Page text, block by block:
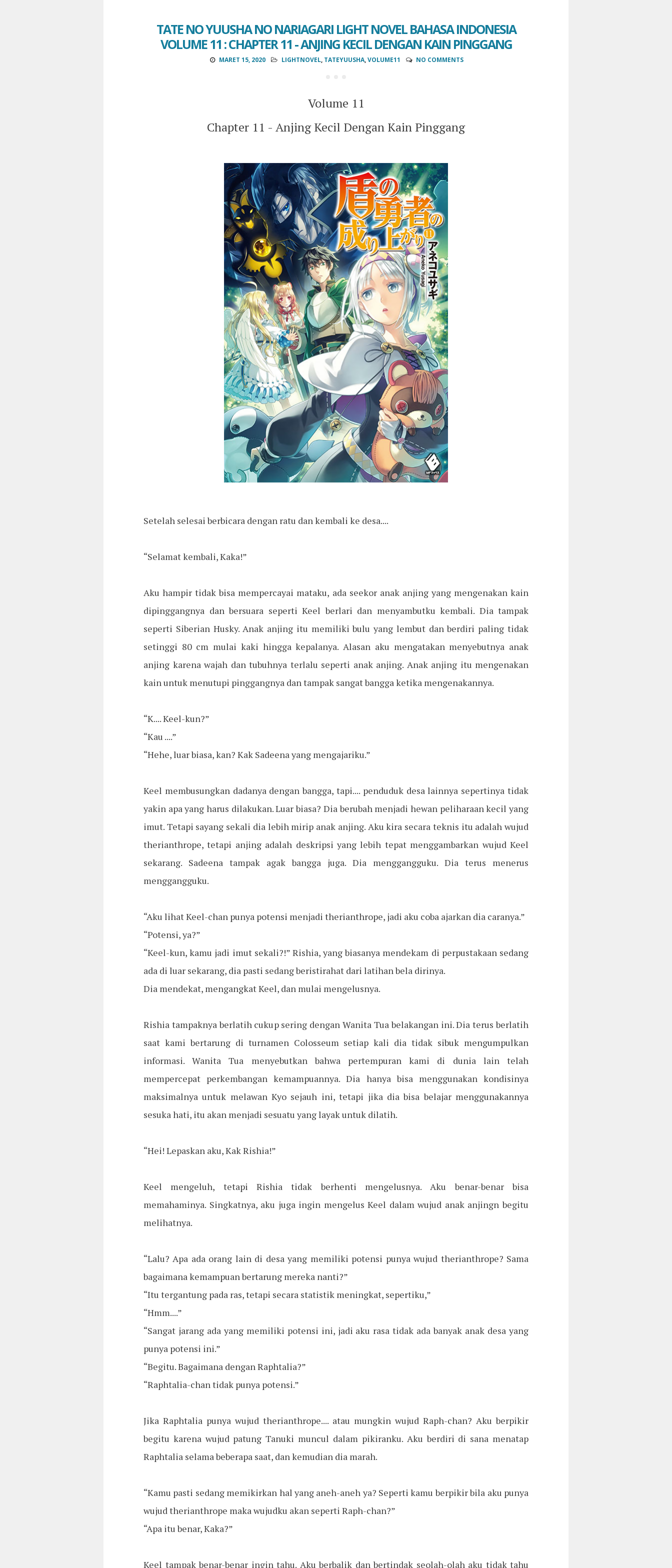
TATE NO YUUSHA NO NARIAGARI LIGHT NOVEL BAHASA INDONESIA
VOLUME 11 : CHAPTER 11 - ANJING KECIL DENGAN KAIN PINGGANG
MARET 15, 2020 LIGHTNOVEL, TATEYUUSHA,VOLUME11 NO COMMENTS
Volume 11
Chapter 11 - Anjing Kecil Dengan Kain Pinggang
Setelah selesai berbicara dengan ratu dan kembali ke desa....
“Selamat kembali, Kaka!”
Aku hampir tidak bisa mempercayai mataku, ada seekor anak anjing yang mengenakan kain
dipinggangnya dan bersuara seperti Keel berlari dan menyambutku kembali. Dia tampak
seperti Siberian Husky. Anak anjing itu memiliki bulu yang lembut dan berdiri paling tidak
setinggi 80 cm mulai kaki hingga kepalanya. Alasan aku mengatakan menyebutnya anak
anjing karena wajah dan tubuhnya terlalu seperti anak anjing. Anak anjing itu mengenakan
kain untuk menutupi pinggangnya dan tampak sangat bangga ketika mengenakannya.
“K.... Keel-kun?”
“Kau ....”
“Hehe, luar biasa, kan? Kak Sadeena yang mengajariku.”
Keel membusungkan dadanya dengan bangga, tapi.... penduduk desa lainnya sepertinya tidak
yakin apa yang harus dilakukan. Luar biasa? Dia berubah menjadi hewan peliharaan kecil yang
imut. Tetapi sayang sekali dia lebih mirip anak anjing. Aku kira secara teknis itu adalah wujud
therianthrope, tetapi anjing adalah deskripsi yang lebih tepat menggambarkan wujud Keel
sekarang. Sadeena tampak agak bangga juga. Dia menggangguku. Dia terus menerus
menggangguku.
“Aku lihat Keel-chan punya potensi menjadi therianthrope, jadi aku coba ajarkan dia caranya.”
“Potensi, ya?”
“Keel-kun, kamu jadi imut sekali?!” Rishia, yang biasanya mendekam di perpustakaan sedang
ada di luar sekarang, dia pasti sedang beristirahat dari latihan bela dirinya.
Dia mendekat, mengangkat Keel, dan mulai mengelusnya.
Rishia tampaknya berlatih cukup sering dengan Wanita Tua belakangan ini. Dia terus berlatih
saat kami bertarung di turnamen Colosseum setiap kali dia tidak sibuk mengumpulkan
informasi. Wanita Tua menyebutkan bahwa pertempuran kami di dunia lain telah
mempercepat perkembangan kemampuannya. Dia hanya bisa menggunakan kondisinya
maksimalnya untuk melawan Kyo sejauh ini, tetapi jika dia bisa belajar menggunakannya
sesuka hati, itu akan menjadi sesuatu yang layak untuk dilatih.
“Hei! Lepaskan aku, Kak Rishia!”
Keel mengeluh, tetapi Rishia tidak berhenti mengelusnya. Aku benar-benar bisa
memahaminya. Singkatnya, aku juga ingin mengelus Keel dalam wujud anak anjingn begitu
melihatnya.
“Lalu? Apa ada orang lain di desa yang memiliki potensi punya wujud therianthrope? Sama
bagaimana kemampuan bertarung mereka nanti?”
“Itu tergantung pada ras, tetapi secara statistik meningkat, sepertiku,”
“Hmm....”
“Sangat jarang ada yang memiliki potensi ini, jadi aku rasa tidak ada banyak anak desa yang
punya potensi ini.”
“Begitu. Bagaimana dengan Raphtalia?”
“Raphtalia-chan tidak punya potensi.”
Jika Raphtalia punya wujud therianthrope.... atau mungkin wujud Raph-chan? Aku berpikir
begitu karena wujud patung Tanuki muncul dalam pikiranku. Aku berdiri di sana menatap
Raphtalia selama beberapa saat, dan kemudian dia marah.
“Kamu pasti sedang memikirkan hal yang aneh-aneh ya? Seperti kamu berpikir bila aku punya
wujud therianthrope maka wujudku akan seperti Raph-chan?”
“Apa itu benar, Kaka?”
Keel tampak benar-benar ingin tahu. Aku berbalik dan bertindak seolah-olah aku tidak tahu